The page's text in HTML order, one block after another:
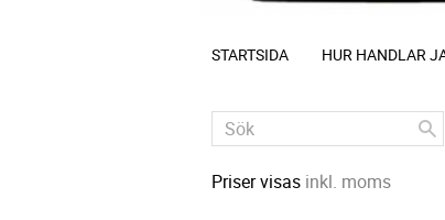
STARTSIDA HUR HANDLAR
Priser visas inkl. moms